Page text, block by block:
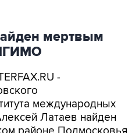
мертвым
-
международных
Латаев найден